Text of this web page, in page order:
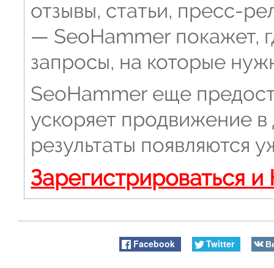
отзывы, статьи, пресс-
— SeoHammer покажет,
запросы, на которые
SeoHammer еще
ускоряет продвижение в
результаты появляются
Зарегистрироваться
Facebook Twitter